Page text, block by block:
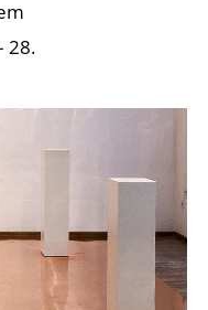
28.